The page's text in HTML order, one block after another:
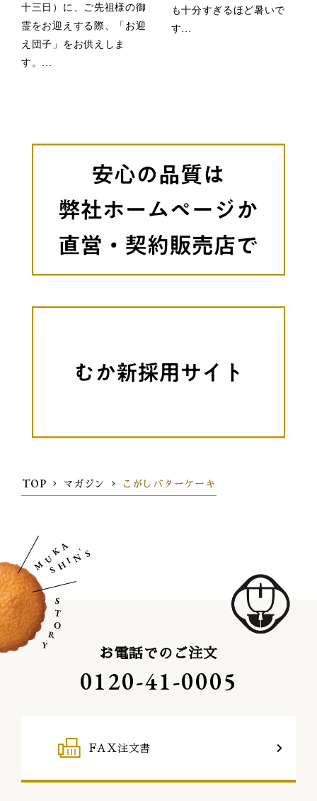
十三日）に、ご先祖様の御
霊をお迎えする際、「お迎
え団子」をお供えしま
す。...
も十分すぎるほど暑いで
す...
TOP マガジン こがしバターケーキ
お電話でのご注文
0120-41-0005
FAX注文書